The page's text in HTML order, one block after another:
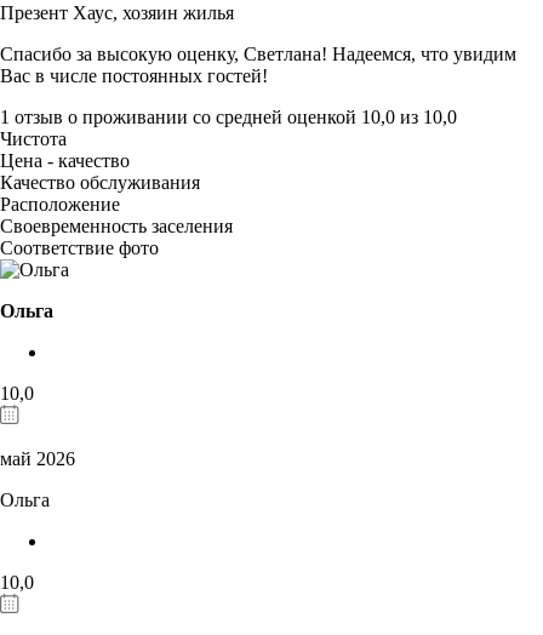
Презент Хаус, хозяин жилья
Спасибо за высокую оценку, Светлана! Надеемся, что увидим
Вас в числе постоянных гостей!
1 отзыв о проживании со средней оценкой 10,0 из 10,0
Чистота
Цена - качество
Качество обслуживания
Расположение
Своевременность заселения
Соответствие фото
Ольга
10,0
май 2026
Ольга
10,0